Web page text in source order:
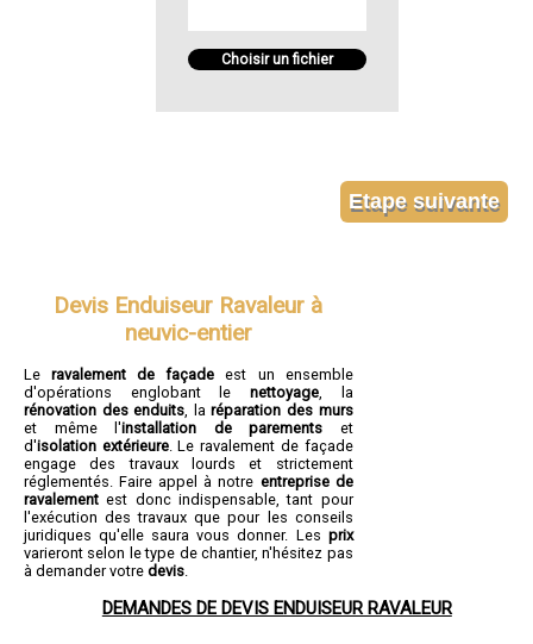
Choisir un fichier
Devis Enduiseur Ravaleur à
neuvic-entier
Leravalement de façade est un ensemble
d'opérations englobant le nettoyage, la
rénovation des enduits , laréparation des murs
et même l'installation de parements et
d'isolation extérieure. Le ravalement de façade
engage des travaux lourds et strictement
réglementés. Faire appel à notre entreprise de
ravalement est donc indispensable, tant pour
l'exécution des travaux que pour les conseils
juridiques qu'elle saura vous donner. Les prix
varieront selon le type de chantier, n'hésitez pas
à demander votre devis
DEMANDES DE DEVIS ENDUISEUR RAVALEUR